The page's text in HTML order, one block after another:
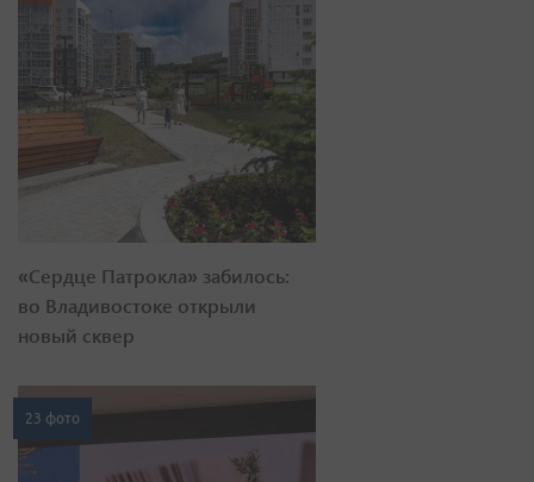
«Сердце Патрокла» забилось:
во Владивостоке открыли
новый сквер
23 фото